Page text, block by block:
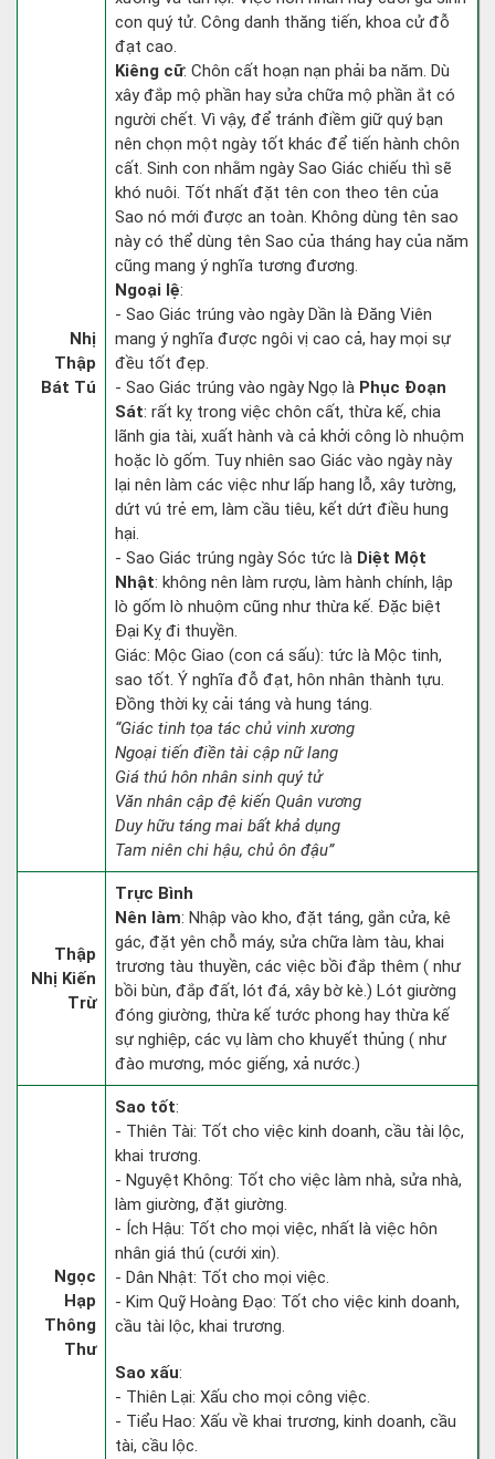
Nhị
Thập
Bát Tú
con quý tử. Công danh thăng tiến, khoa cử đỗ
đạt cao.
Kiêng cữ: Chôn cất hoạn nạn phải ba năm. Dù
xây đắp mộ phần hay sửa chữa mộ phần ắt có
người chết. Vì vậy, để tránh điềm giữ quý bạn
nên chọn một ngày tốt khác để tiến hành chôn
cất. Sinh con nhằm ngày Sao Giác chiếu thì sẽ
khó nuôi. Tốt nhất đặt tên con theo tên của
Sao nó mới được an toàn. Không dùng tên sao
này có thể dùng tên Sao của tháng hay của năm
cũng mang ý nghĩa tương đương.
Ngoại lệ:
- Sao Giác trúng vào ngày Dần là Đăng Viên
mang ý nghĩa được ngôi vị cao cả, hay mọi sự
đều tốt đẹp.
- Sao Giác trúng vào ngày Ngọ là Phục Đoạn
Sát: rất kỵ trong việc chôn cất, thừa kế, chia
lãnh gia tài, xuất hành và cả khởi công lò nhuộm
hoặc lò gốm. Tuy nhiên sao Giác vào ngày này
lại nên làm các việc như lấp hang lỗ, xây tường,
dứt vú trẻ em, làm cầu tiêu, kết dứt điều hung
hại.
- Sao Giác trúng ngày Sóc tức là Diệt Một
Nhật: không nên làm rượu, làm hành chính, lập
lò gốm lò nhuộm cũng như thừa kế. Đặc biệt
Đại Kỵ đi thuyền.
Giác: Mộc Giao (con cá sấu): tức là Mộc tinh,
sao tốt. Ý nghĩa đỗ đạt, hôn nhân thành tựu.
Đồng thời kỵ cải táng và hung táng.
“Giác tinh tọa tác chủ vinh xương
Ngoại tiến điền tài cập nữ lang
Giá thú hôn nhân sinh quý tử
Văn nhân cập đệ kiến Quân vương
Duy hữu táng mai bất khả dụng
Tam niên chi hậu, chủ ôn đậu”
Thập
Nhị Kiến
Trừ
Trực Bình
Nên làm: Nhập vào kho, đặt táng, gắn cửa, kê
gác, đặt yên chỗ máy, sửa chữa làm tàu, khai
trương tàu thuyền, các việc bồi đắp thêm ( như
bồi bùn, đắp đất, lót đá, xây bờ kè.) Lót giường
đóng giường, thừa kế tước phong hay thừa kế
sự nghiệp, các vụ làm cho khuyết thủng ( như
đào mương, móc giếng, xả nước.)
Ngọc
Hạp
Thông
Thư
Sao tốt:
- Thiên Tài: Tốt cho việc kinh doanh, cầu tài lộc,
khai trương.
- Nguyệt Không: Tốt cho việc làm nhà, sửa nhà,
làm giường, đặt giường.
- Ích Hậu: Tốt cho mọi việc, nhất là việc hôn
nhân giá thú (cưới xin).
- Dân Nhật: Tốt cho mọi việc.
- Kim Quỹ Hoàng Đạo: Tốt cho việc kinh doanh,
cầu tài lộc, khai trương.
Sao xấu:
- Thiên Lại: Xấu cho mọi công việc.
- Tiểu Hao: Xấu về khai trương, kinh doanh, cầu
tài, cầu lộc.